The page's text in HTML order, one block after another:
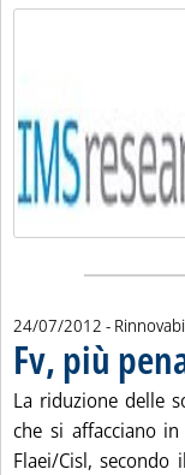
24/07/2012 -
Fv, più
La riduzione delle
che si affacciano
Flaei/Cisl,